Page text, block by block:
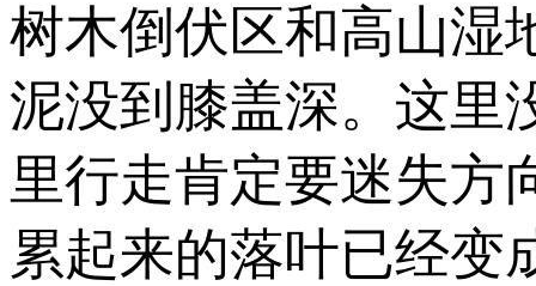
树木倒伏区和高山湿
泥没到膝盖深。这里
里行走肯定要迷失方
累起来的落叶已经变